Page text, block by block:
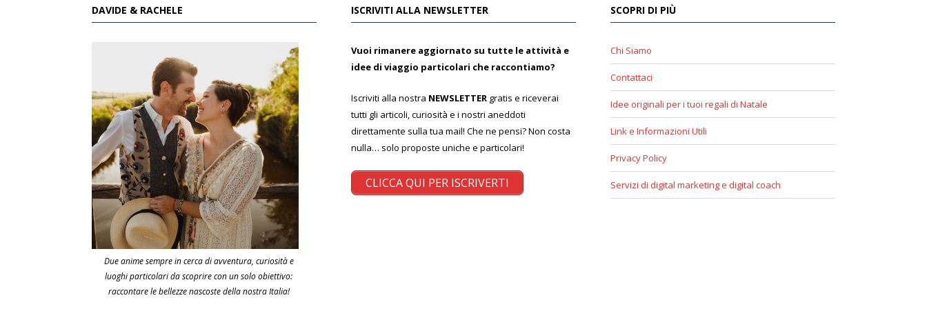
DAVIDE & RACHELE
Due anime sempre in cerca di avventura, curiosità e
luoghi particolari da scoprire con un solo obiettivo:
raccontare le bellezze nascoste della nostra Italia!
ISCRIVITI ALLA NEWSLETTER
Vuoi rimanere aggiornato su tutte le attività e
idee di viaggio particolari che raccontiamo?
Iscriviti alla nostra NEWSLETTER gratis e riceverai
tutti gli articoli, curiosità e i nostri aneddoti
direttamente sulla tua mail! Che ne pensi? Non costa
nulla… solo proposte uniche e particolari!
CLICCA QUI PER ISCRIVERTI
SCOPRI DI PIÙ
Chi Siamo
Contattaci
Idee originali per i tuoi regali di Natale
Link e Informazioni Utili
Privacy Policy
Servizi di digital marketing e digital coach